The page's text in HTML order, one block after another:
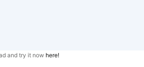
and try it now here!